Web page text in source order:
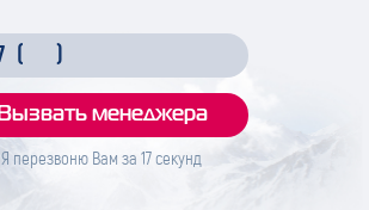
Я перезвоню Вам за 17секунд